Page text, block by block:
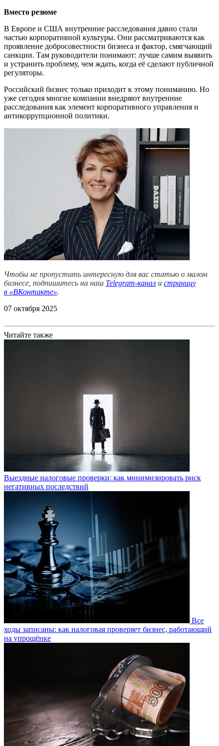
Вместо резюме
В Европе и США внутренние расследования давно стали
частью корпоративной культуры. Они рассматриваются как
проявление добросовестности бизнеса и фактор, смягчающий
санкции. Там руководители понимают: лучше самим выявить
и устранить проблему, чем ждать, когда её сделают публичной
регуляторы.
Российский бизнес только приходит к этому пониманию. Но
уже сегодня многие компании внедряют внутренние
расследования как элемент корпоративного управления и
антикоррупционной политики.
Чтобы не пропустить интересную для вас статью о малом
бизнесе, подпишитесь на наш Telegram-канал и страницу
в «ВКонтакте».
07 октября 2025
Читайте также
Выездные налоговые проверки: как минимизировать риск
негативных последствий
Все
ходы записаны: как налоговая проверяет бизнес, работающий
на упрощёнке